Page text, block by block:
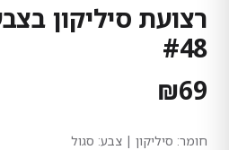
רצועת סיליקון
#48
₪69
חומר: סיליקון | צבע: סגול